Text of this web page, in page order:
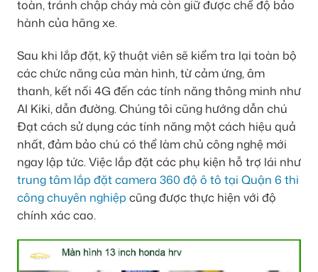
toàn, tránh chập cháy mà còn giữ được chế độ bảo
hành của hãng xe.
Sau khi lắp đặt, kỹ thuật viên sẽ kiểm tra lại toàn bộ
các chức năng của màn hình, từ cảm ứng, âm
thanh, kết nối 4G đến các tính năng thông minh như
AI Kiki, dẫn đường. Chúng tôi cũng hướng dẫn chú
Đạt cách sử dụng các tính năng một cách hiệu quả
nhất, đảm bảo chú có thể làm chủ công nghệ mới
ngay lập tức. Việc lắp đặt các phụ kiện hỗ trợ lái như
trung tâm lắp đặt camera 360 độ ô tô tại Quận 6 thi
công chuyên nghiệp cũng được thực hiện với độ
chính xác cao.